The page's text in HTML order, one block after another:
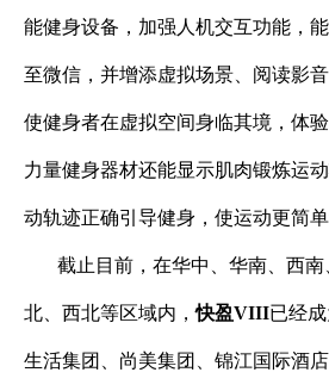
能健身设备，加强人机交互功能，
至微信，并增添虚拟场景、阅读影
使健身者在虚拟空间身临其境，体
力量健身器材还能显示肌肉锻炼运
动轨迹正确引导健身，使运动更简单
截止目前，在华中、华南、西
北、西北等区域内，快盈VIII已经
生活集团、尚美集团、锦江国际酒店